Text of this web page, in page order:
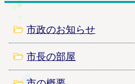
市政のお知らせ
市長の部屋